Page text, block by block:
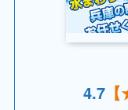
4.7【